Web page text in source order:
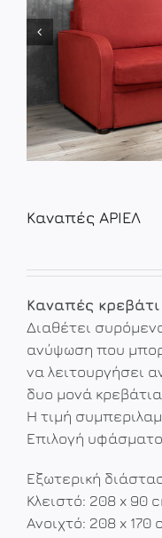
Καναπές ΑΡΙΕΛ
Καναπές κρεβάτι
Διαθέτει
ανύψωση που
να λειτουργήσει
δυο μονά
Η τιμή
Επιλογή
Εξωτερική
Κλειστό: 208 x 90
Ανοιχτό: 208 x 170